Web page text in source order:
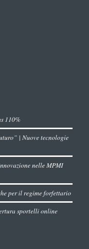
110%
| Nuove tecnologie
nelle MPMI
per il regime forfettario
sportelli online